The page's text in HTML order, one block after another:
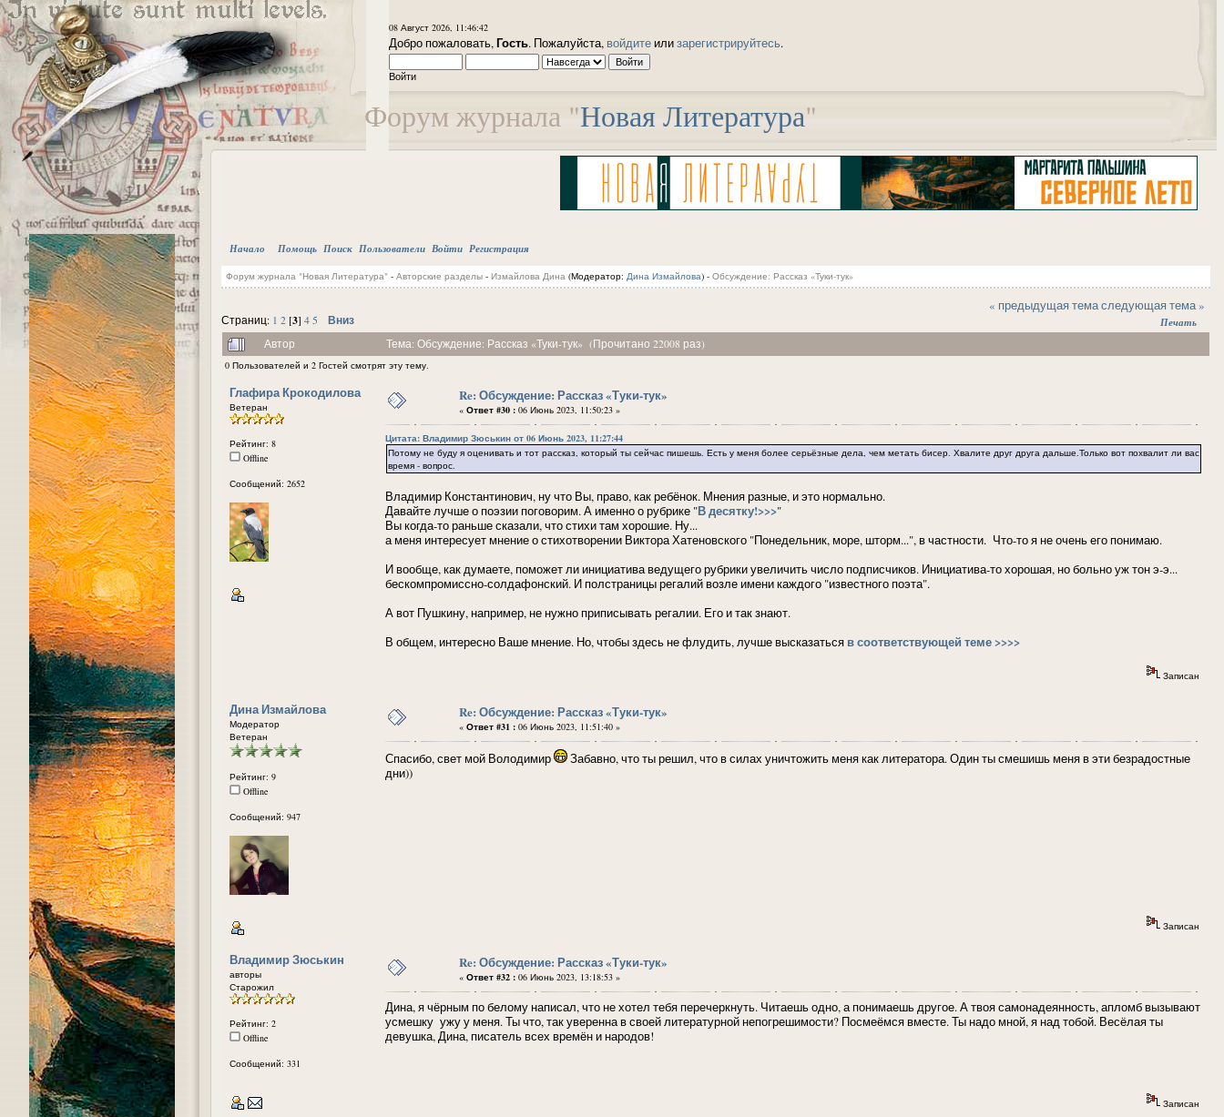
Форум журнала "Новая Литература"
08 Август 2026, 11:46:42
Добро пожаловать,Гость. Пожалуйста, войдите илизарегистрируйтесь.
Войти
Начало Помощь Поиск Пользователи Войти Регистрация
Форум журнала "Новая Литература"- Авторские разделы- Измайлова Дина(Модератор: Дина Измайлова) - Обсуждение: Рассказ «Туки-тук»
Страниц: 1 2 [3] 4 5 Вниз
« предыдущая темаследующая тема »
Печать
Автор Тема: Обсуждение: Рассказ «Туки-тук» (Прочитано 22008 раз)
0 Пользователей и 2 Гостей смотрят эту тему.
Глафира Крокодилова
Ветеран
Рейтинг: 8
Offline
Сообщений: 2652
Re: Обсуждение: Рассказ «Туки-тук»
« Ответ #30 : 06 Июнь 2023, 11:50:23 »
Цитата: Владимир Зюськин от 06 Июнь 2023, 11:27:44
Потому не буду я оценивать и тот рассказ, который ты сейчас пишешь. Есть у меня более серьёзные дела, чем метать бисер. Хвалите друг друга дальше.Только вот похвалит ли вас
время - вопрос.
Владимир Константинович, ну что Вы, право, как ребёнок. Мнения разные, и это нормально.
Давайте лучше о поэзии поговорим. А именно о рубрике "В десятку!>>>"
Вы когда-то раньше сказали, что стихи там хорошие. Ну...
а меня интересует мнение о стихотворении Виктора Хатеновского "Понедельник, море, шторм...", в частности. Что-то я не очень его понимаю.
И вообще, как думаете, поможет ли инициатива ведущего рубрики увеличить число подписчиков. Инициатива-то хорошая, но больно уж тон э-э...
бескомпромиссно-солдафонский. И полстраницы регалий возле имени каждого "известного поэта".
А вот Пушкину, например, не нужно приписывать регалии. Его и так знают.
В общем, интересно Ваше мнение. Но, чтобы здесь не флудить, лучше высказаться в соответствующей теме >>>>
Записан
Дина Измайлова
Модератор
Ветеран
Рейтинг: 9
Offline
Сообщений: 947
Re: Обсуждение: Рассказ «Туки-тук»
« Ответ #31 : 06 Июнь 2023, 11:51:40 »
Спасибо, свет мой Володимир
Забавно, что ты решил, что в силах уничтожить меня как литератора. Один ты смешишь меня в эти безрадостные
дни))
Записан
Владимир Зюськин
авторы
Старожил
Рейтинг: 2
Offline
Сообщений: 331
Re: Обсуждение: Рассказ «Туки-тук»
« Ответ #32 : 06 Июнь 2023, 13:18:53 »
Дина, я чёрным по белому написал, что не хотел тебя перечеркнуть. Читаешь одно, а понимаешь другое. А твоя самонадеянность, апломб вызывают
усмешку ужу у меня. Ты что, так уверенна в своей литературной непогрешимости? Посмеёмся вместе. Ты надо мной, я над тобой. Весёлая ты
девушка, Дина, писатель всех времён и народов!
Записан